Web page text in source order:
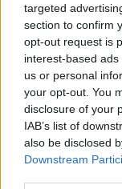
targeted
section to confirm
opt-out request is
interest-based
us or personal
your opt-out. You
disclosure of your
IAB’s list of
also be disclosed
Downstream